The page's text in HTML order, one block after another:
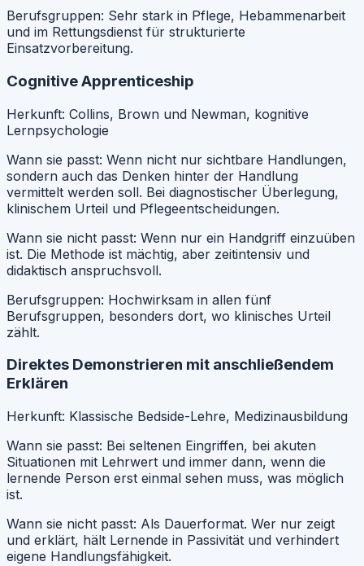
Berufsgruppen: Sehr stark in Pflege, Hebammenarbeit
und im Rettungsdienst für strukturierte
Einsatzvorbereitung.
Cognitive Apprenticeship
Herkunft: Collins, Brown und Newman, kognitive
Lernpsychologie
Wann sie passt: Wenn nicht nur sichtbare Handlungen,
sondern auch das Denken hinter der Handlung
vermittelt werden soll. Bei diagnostischer Überlegung,
klinischem Urteil und Pflegeentscheidungen.
Wann sie nicht passt: Wenn nur ein Handgriff einzuüben
ist. Die Methode ist mächtig, aber zeitintensiv und
didaktisch anspruchsvoll.
Berufsgruppen: Hochwirksam in allen fünf
Berufsgruppen, besonders dort, wo klinisches Urteil
zählt.
Direktes Demonstrieren mit anschließendem
Erklären
Herkunft: Klassische Bedside-Lehre, Medizinausbildung
Wann sie passt: Bei seltenen Eingriffen, bei akuten
Situationen mit Lehrwert und immer dann, wenn die
lernende Person erst einmal sehen muss, was möglich
ist.
Wann sie nicht passt: Als Dauerformat. Wer nur zeigt
und erklärt, hält Lernende in Passivität und verhindert
eigene Handlungsfähigkeit.